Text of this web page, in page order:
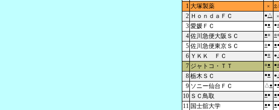
1 大塚製薬 × ○
2 ＨｏｎｄａＦＣ ● △ ×
3 愛媛ＦＣ ●● ●
4 佐川急便大阪ＳＣ ●○ ○
5 佐川急便東京ＳＣ ○● ●●
6 ＹＫＫ ＦＣ ●○ ●
7 ジャトコ・ＴＴ ○● ●○
8 栃木ＳＣ ●● ●
9 ソニー仙台ＦＣ △ ● ●●
10 ＳＣ鳥取 ●● ●●
11 国士舘大学 ●● ●●